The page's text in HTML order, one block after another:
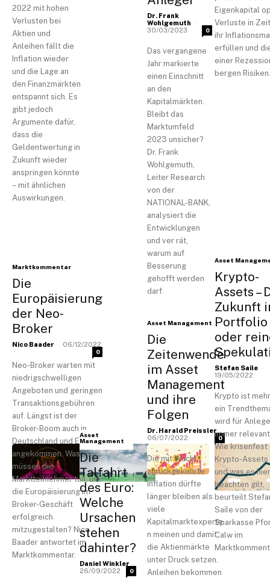
diesem Verteiler jederzeit abmelden.
[sibwp_form id=1]
2022 mit hohen
Verlusten bei
Aktien und
Anleihen fällt die
Inflation wieder
und die Lage an
den Finanzmärkten
entspannt sich. Es
gibt jedoch
Argumente dafür,
dass die
Geldentwertung in
Zukunft wieder
anspringen könnte
– mit ähnlichen
Auswirkungen.
Dr. Frank
Wohlgemuth -
30/03/2023 0
Das vergangene
Jahr markierte
einen Einschnitt
an den
Kapitalmärkten.
Bleibt das
Marktumfeld
2023 unsicher?
Dr. Frank
Wohlgemuth,
Leiter Research
von der
NATIONAL-BANK,
analysiert die
Entwicklungen
und ver rät,
warum auf
Besserung
gehofft werden
darf.
Eigenkapital
Verluste in
ihr
erfüllen und
einer
bergen
Marktkommentar
Die
Europäisierung
der Neo-
Broker
Nico Baader - 06/12/2022
0
Neo-Broker warten mit
niedrigschwelligen
Angeboten und geringen
Transaktionsgebühren
auf. Längst ist der
Broker-Boom auch in
Deutschland und Europa
angekommen. Was
müssen die
Marktteilnehmer tun, um
die Europäisierung im
Broker-Geschäft
erfolgreich
mitzugestalten? Nico
Baader antwortet im
Marktkommentar.
Asset
Management
Die
Talfahrt
des Euro:
Welche
Ursachen
stehen
dahinter?
Daniel Winkler -
26/09/2022 0
Asset Management
Die
Zeitenwende
im Asset
Management
und ihre
Folgen
Dr. Harald Preissler -
06/07/2022 0
Die mit Wucht
zurückgekehrte
Inflation dürfte
länger bleiben als
viele
Kapitalmarktexperte
n meinen und damit
die Aktienmärkte
unter Druck setzen.
Anleihen bekommen
Asset
Krypto-
Assets –
Zukunft
Portfolio
oder
Stefan Saile -
19/05/2022
Krypto ist
ein
wird für
immer
Wie krisenfest
Krypto-Assets
und was es
beachten gilt,
beurteilt
Saile von der
Sparkasse
Calw im